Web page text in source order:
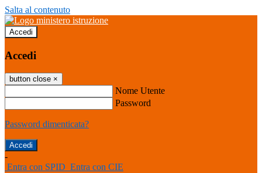
Salta al contenuto
Accedi
Accedi
button close ×
Nome Utente
Password
Password dimenticata?
-
Entra con SPID Entra con CIE